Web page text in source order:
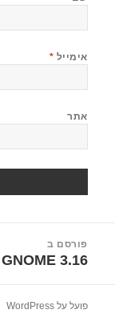
אימייל *
אתר
פורסם ב
GNOME 3.16 מתקרב – החידושים
פועל על WordPress